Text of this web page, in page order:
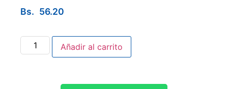
Bs. 56.20
Añadir al carrito